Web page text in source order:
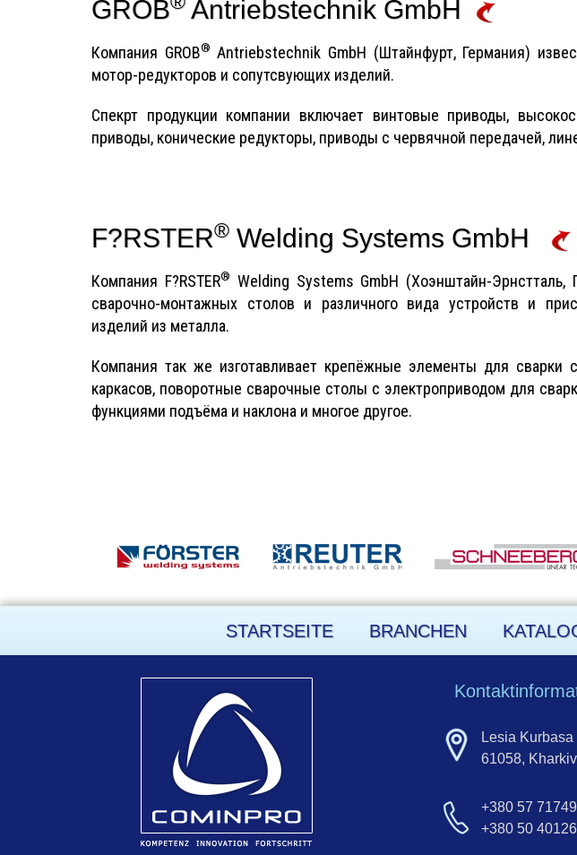
GROB Antriebstechnik GmbH
Компания GROB® Antriebstechnik GmbH (Штайнфурт, Германия)
мотор-редукторов и сопутсвующих изделий.
Спекрт продукции компании включает винтовые приводы,
приводы, конические редукторы, приводы с червячной передачей,
F?RSTER®Welding Systems GmbH
Компания F?RSTER® Welding Systems GmbH (Хоэнштайн-Эрнстталь,
сварочно-монтажных столов и различного вида устройств и
изделий из металла.
Компания так же изготавливает крепёжные элементы для
каркасов, поворотные сварочные столы с электроприводом для
функциями подъёма и наклона и многое другое.
STARTSEITE BRANCHEN
Lesia Kurbasa
61058,
+380 57
+380 50